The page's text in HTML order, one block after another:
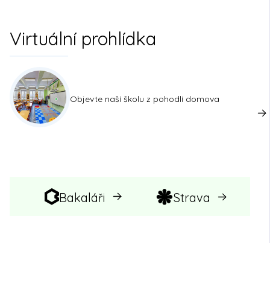
Virtuální prohlídka
Objevte naší školu z pohodlí domova
Bakaláři Strava